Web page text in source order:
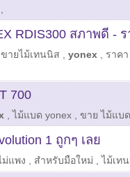
RDIS300 สภาพดี -
ขายไม้เทนนิส yonex
ราค
700
,ไม้แบด yonex ขาย ไม้แบ
1 ถูกๆ เลย
ม่แพง สำหรับมือใหม่ ,ไม้เท